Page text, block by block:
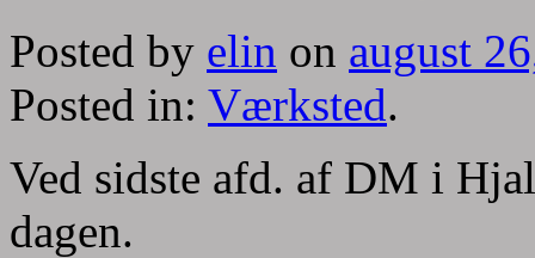
Posted by elin on august
Posted in: Værksted.
Ved sidste afd. af DM i
dagen.